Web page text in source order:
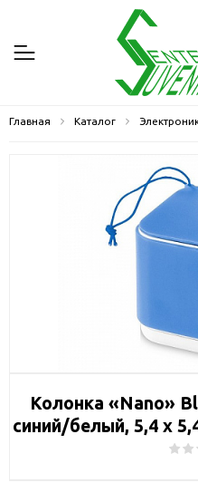
Главная Каталог
Колонка «Nano»
синий/белый, 5,4 х